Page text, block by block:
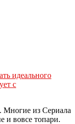
идеального
с
Многие из Сериала
и вовсе топари.